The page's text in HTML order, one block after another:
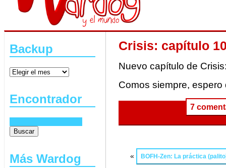
Backup
Encontrador
Más Wardog
Crisis: capítulo
Nuevo capítulo de
Comos siempre, espero
7
« BOFH-Zen: La práctica